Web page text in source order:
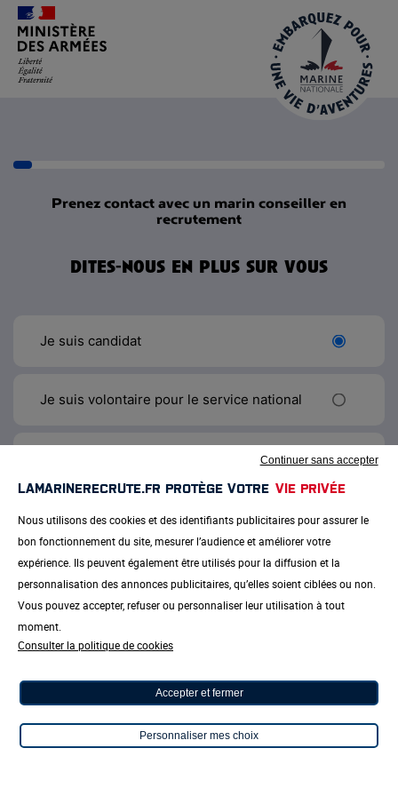
Aller
contenu
principal
Prenez contact avec un marin conseiller en
recrutement
dites-nous en plus sur vous
Je suis candidat
Je suis volontaire pour le service national
Je suis un professionnel de l'orientation
LAMARINERECRUTE.FR PROTÈGE VOTRE VIE PRIVÉE
Nous utilisons des cookies et des identifiants publicitaires pour assurer le
bon fonctionnement du site, mesurer l’audience et améliorer votre
expérience. Ils peuvent également être utilisés pour la diffusion et la
personnalisation des annonces publicitaires, qu’elles soient ciblées ou non.
Vous pouvez accepter, refuser ou personnaliser leur utilisation à tout
moment.
Consulter la politique de cookies
Accepter et fermer
Personnaliser mes choix
Continuer sans accepter